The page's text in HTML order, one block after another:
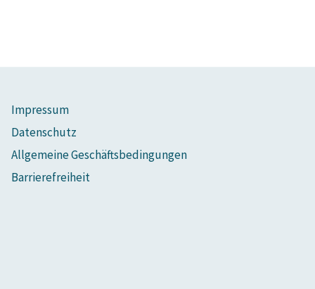
Impressum
Datenschutz
Allgemeine Geschäftsbedingungen
Barrierefreiheit